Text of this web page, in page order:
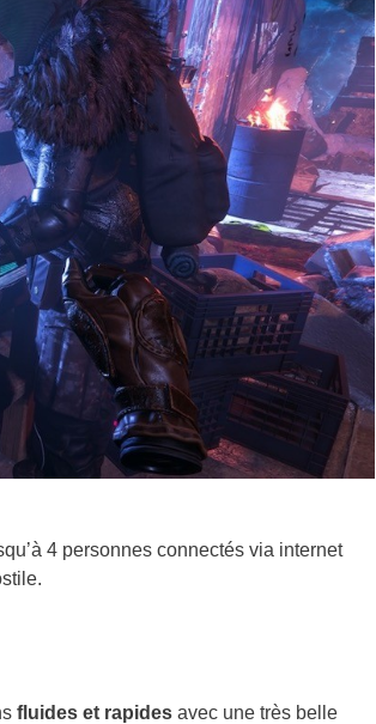
4 personnes connectés via internet
fluides et rapidesavec une très belle